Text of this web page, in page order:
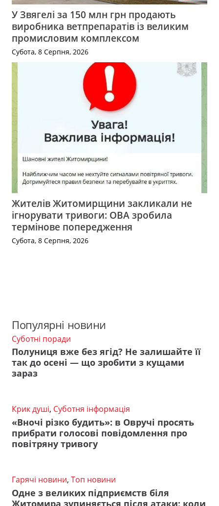
У Звягелі за 150 млн грн продають
виробника ветпрепаратів із великим
промисловим комплексом
Субота, 8 Серпня, 2026
Жителів Житомирщини закликали не
ігнорувати тривоги: ОВА зробила
термінове попередження
Субота, 8 Серпня, 2026
Популярні новини
Суботні поради
Полуниця вже без ягід? Не залишайте її
так до осені — що зробити з кущами
зараз
Крик душі, Суботня інформація
«Вночі різко будить»: в Овручі просять
прибрати голосові повідомлення про
повітряну тривогу
Гарячі новини, Топ новини
Одне з великих підприємств біля
Житомира зупиняється після атаки: коли